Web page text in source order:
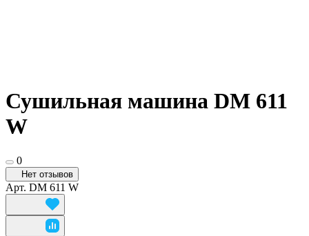
Сушильная машина DM 611
W
0
Нет отзывов
Арт. DM 611 W